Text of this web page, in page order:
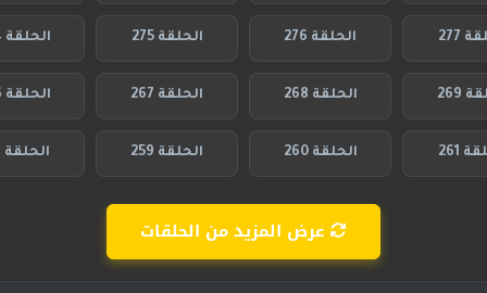
277 الحلقة 276 الحلقة 275 الحلقة 274
269 الحلقة 268 الحلقة 267 الحلقة 266
261 الحلقة 260 الحلقة 259 الحلقة 258
عرض المزيد من الحلقات